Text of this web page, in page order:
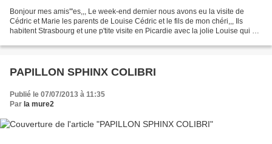
Bonjour mes amis'''es,,, Le week-end dernier nous avons eu la visite de
Cédric et Marie les parents de Louise Cédric et le fils de mon chéri,,, Ils
habitent Strasbourg et une p'tite visite en Picardie avec la jolie Louise qui a
PAPILLON SPHINX COLIBRI
Publié le 07/07/2013 à 11:35
Par la mure2